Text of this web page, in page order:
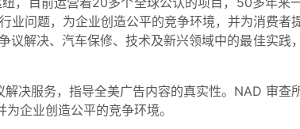
问题，为企业创造公平的竞争环境，并为消费者
解决、汽车保修、技术及新兴领域中的最佳实践
解决服务，指导全美广告内容的真实性。NAD 审查
企业创造公平的竞争环境。